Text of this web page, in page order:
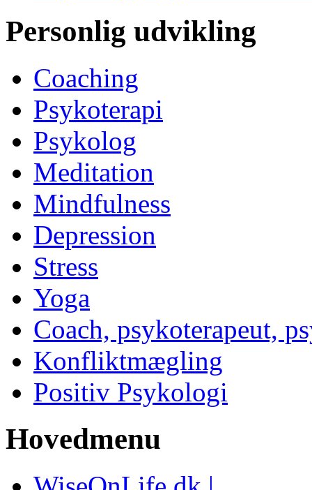
Personlig udvikling
Coaching
Psykoterapi
Psykolog
Meditation
Mindfulness
Depression
Stress
Yoga
Coach, psykoterapeut,
Konfliktmægling
Positiv Psykologi
Hovedmenu